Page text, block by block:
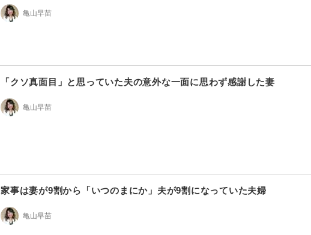
亀山早苗
「クソ真面目」と思っていた夫の意外な一面に思わず感謝した妻
亀山早苗
家事は妻が9割から「いつのまにか」夫が9割になっていた夫婦
亀山早苗